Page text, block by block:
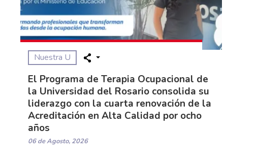
Nuestra U
El Programa de Terapia Ocupacional de
la Universidad del Rosario consolida su
liderazgo con la cuarta renovación de la
Acreditación en Alta Calidad por ocho
años
06 de Agosto, 2026